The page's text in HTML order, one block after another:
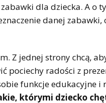
dla dziecka. A o
danej
Z jednej strony chcą,
pociechy radości z
funkcje edukacyjne i
którymi dziecko